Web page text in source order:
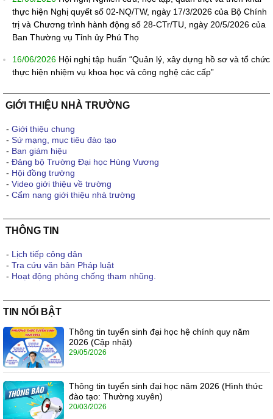
thực hiện Nghị quyết số 02-NQ/TW, ngày 17/3/2026 của Bộ Chính
trị và Chương trình hành động số 28-CTr/TU, ngày 20/5/2026 của
Ban Thường vụ Tỉnh ủy Phú Thọ
16/06/2026 Hội nghị tập huấn “Quản lý, xây dựng hồ sơ và tổ chức
thực hiện nhiệm vụ khoa học và công nghệ các cấp”
GIỚI THIỆU NHÀ TRƯỜNG
- Giới thiệu chung
- Sứ mạng, mục tiêu đào tạo
- Ban giám hiệu
- Đảng bộ Trường Đại học Hùng Vương
- Hội đồng trường
- Video giới thiệu về trường
- Cẩm nang giới thiệu nhà trường
THÔNG TIN
- Lịch tiếp công dân
- Tra cứu văn bản Pháp luật
- Hoạt động phòng chống tham nhũng.
TIN NỔI BẬT
Thông tin tuyển sinh đại học hệ chính quy năm
2026 (Cập nhật)
29/05/2026
Thông tin tuyển sinh đại học năm 2026 (Hình thức
đào tạo: Thường xuyên)
20/03/2026